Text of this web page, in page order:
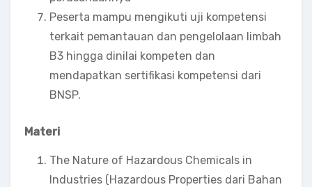
Peserta mampu mengikuti uji kompetensi
terkait pemantauan dan pengelolaan limbah
B3 hingga dinilai kompeten dan
mendapatkan sertifikasi kompetensi dari
BNSP.
Materi
The Nature of Hazardous Chemicals in
Industries (Hazardous Properties dari Bahan